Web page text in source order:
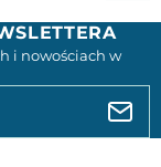
i nowościach w